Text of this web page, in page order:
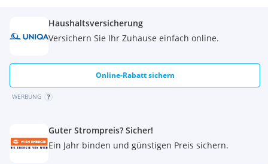
Betriebskosten = 261,18 Euro inkl USt
Rücklage = 94,66 Euro
Haushaltsversicherung
Versichern Sie Ihr Zuhause einfach online.
Online-Rabatt sichern
WERBUNG
Guter Strompreis? Sicher!
Ein Jahr binden und günstigen Preis sichern.